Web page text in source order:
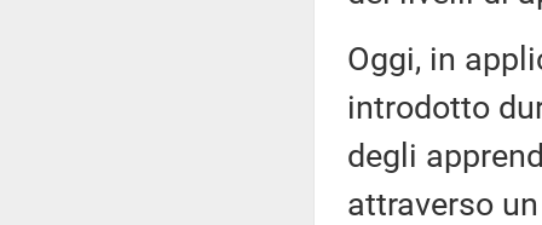
Oggi, in
introdotto
degli
attraverso